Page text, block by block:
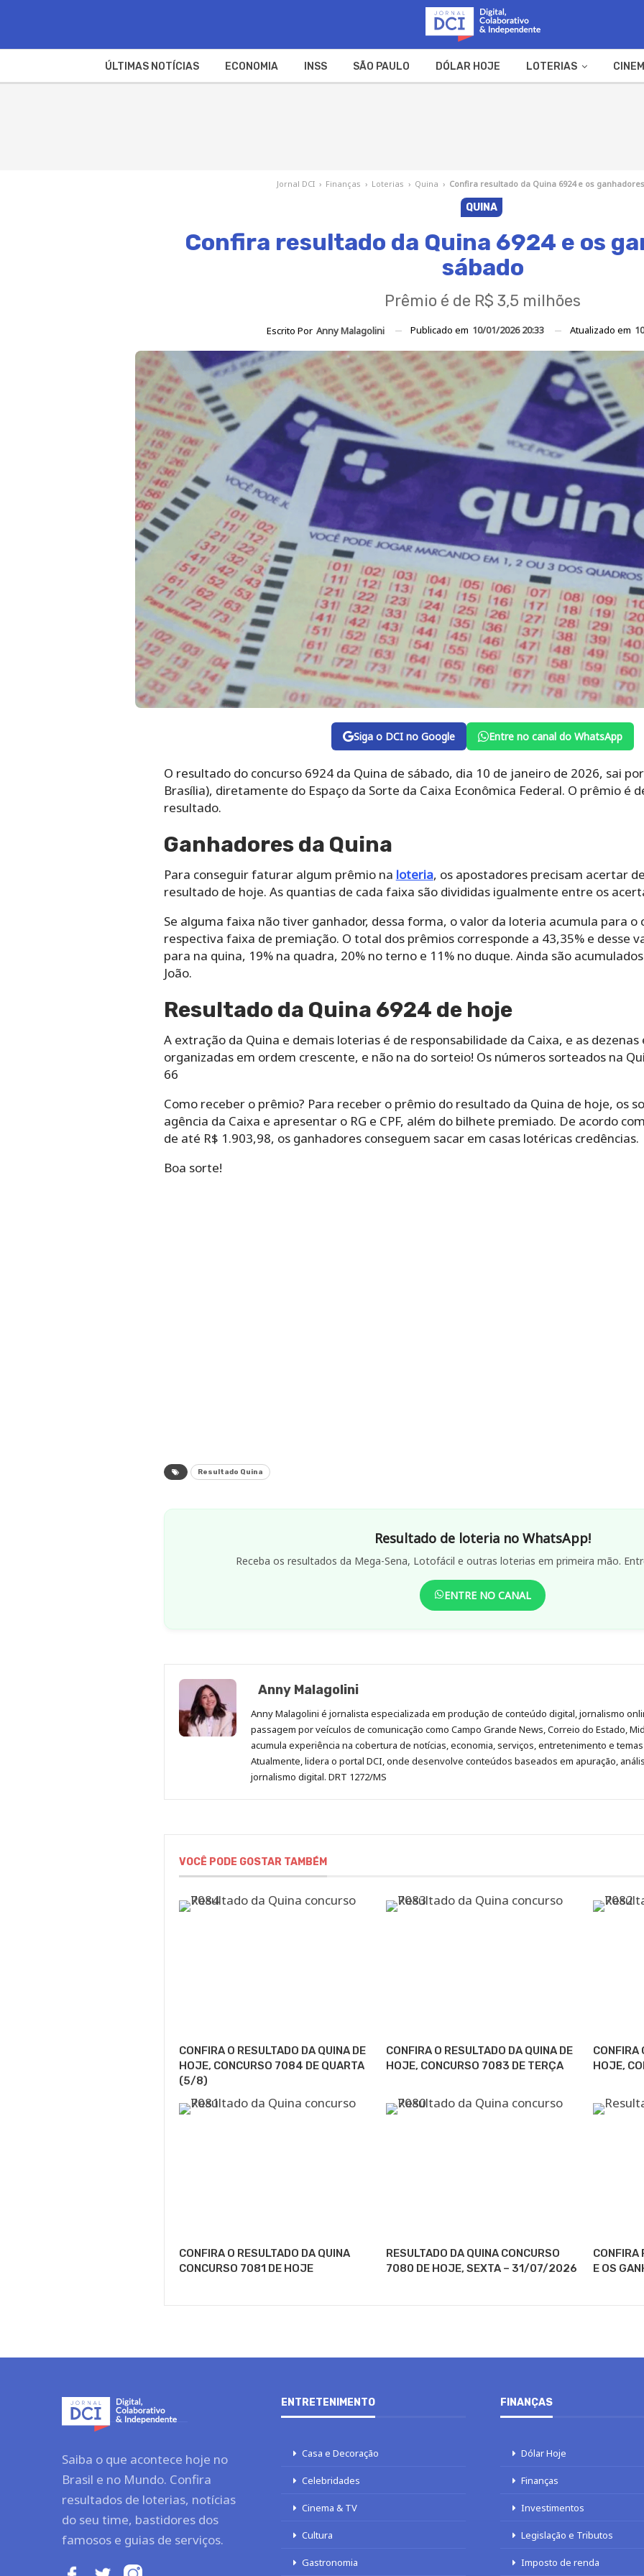
ÚLTIMAS NOTÍCIAS ECONOMIA INSS SÃO PAULO DÓLAR HOJE LOTERIAS
Jornal DCI › Finanças › Loterias › Quina › Confira resultado da Quina 6924 e os
QUINA
Confira resultado da Quina 6924 e os
sábado
Prêmio é de R$ 3,5 milhões
Escrito Por Anny Malagolini Publicado em 10/01/2026 20:33 Atualizado em
Siga o DCI no Google Entre no canal do WhatsApp
O resultado do concurso 6924 da Quina de sábado, dia 10 de janeiro de 2026, sai
Brasília), diretamente do Espaço da Sorte da Caixa Econômica Federal. O prêmio é
resultado.
Ganhadores da Quina
Para conseguir faturar algum prêmio na loteria, os apostadores precisam acertar
resultado de hoje. As quantias de cada faixa são divididas igualmente entre os
Se alguma faixa não tiver ganhador, dessa forma, o valor da loteria acumula para o
respectiva faixa de premiação. O total dos prêmios corresponde a 43,35% e desse
para na quina, 19% na quadra, 20% no terno e 11% no duque. Ainda são
João.
Resultado da Quina 6924 de hoje
A extração da Quina e demais loterias é de responsabilidade da Caixa, e as
organizadas em ordem crescente, e não na do sorteio! Os números sorteados na
66
Como receber o prêmio? Para receber o prêmio do resultado da Quina de hoje, os
agência da Caixa e apresentar o RG e CPF, além do bilhete premiado. De acordo
de até R$ 1.903,98, os ganhadores conseguem sacar em casas lotéricas credências.
Boa sorte!
Resultado Quina
Resultado de loteria no WhatsApp!
Receba os resultados da Mega-Sena, Lotofácil e outras loterias em primeira mão.
ENTRE NO CANAL
Anny Malagolini
Anny Malagolini é jornalista especializada em produção de conteúdo digital, jornalismo
passagem por veículos de comunicação como Campo Grande News, Correio do Estado,
acumula experiência na cobertura de notícias, economia, serviços, entretenimento e
Atualmente, lidera o portal DCI, onde desenvolve conteúdos baseados em apuração,
jornalismo digital. DRT 1272/MS
VOCÊ PODE GOSTAR TAMBÉM
CONFIRA O RESULTADO DA QUINA DE
HOJE, CONCURSO 7084 DE QUARTA
(5/8)
CONFIRA O RESULTADO DA QUINA DE
HOJE, CONCURSO 7083 DE TERÇA
CONFIRA
HOJE,
CONFIRA O RESULTADO DA QUINA
CONCURSO 7081 DE HOJE
RESULTADO DA QUINA CONCURSO
7080 DE HOJE, SEXTA – 31/07/2026
CONFIRA
E OS
Saiba o que acontece hoje no
Brasil e no Mundo. Confira
resultados de loterias, notícias
do seu time, bastidores dos
famosos e guias de serviços.
ENTRETENIMENTO
Casa e Decoração
Celebridades
Cinema & TV
Cultura
Gastronomia
FINANÇAS
Dólar Hoje
Finanças
Investimentos
Legislação e Tributos
Imposto de renda